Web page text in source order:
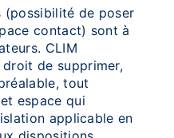
(possibilité de poser
contact) sont à
CLIM
droit de supprimer,
tout
espace qui
applicable en